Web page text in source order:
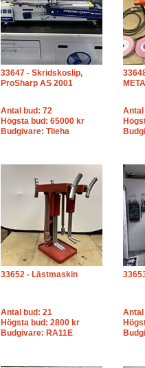
33647 - Skridskoslip,
ProSharp AS 2001
Antal bud: 72
Högsta bud: 65000 kr
Budgivare: Tlieha
Antal
33652 - Lästmaskin
Antal bud: 21
Högsta bud: 2800 kr
Budgivare: RA11E
Antal